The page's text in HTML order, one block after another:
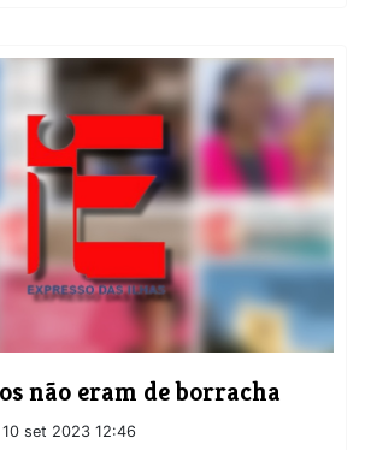
não eram de borracha
10 set 2023 12:46